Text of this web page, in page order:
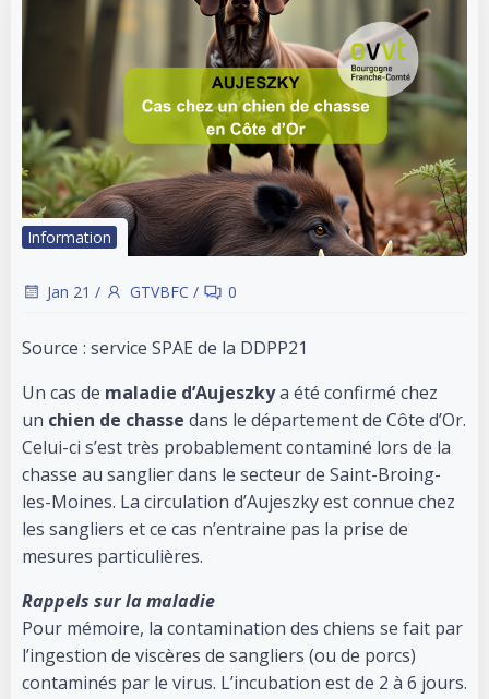
Information
Jan 21 / GTVBFC / 0
Source : service SPAE de la DDPP21
Un cas de maladie d’Aujeszkya été confirmé chez
un chien de chasse dans le département de Côte d’Or.
Celui-ci s’est très probablement contaminé lors de la
chasse au sanglier dans le secteur de Saint-Broing-
les-Moines. La circulation d’Aujeszky est connue chez
les sangliers et ce cas n’entraine pas la prise de
mesures particulières.
Rappels sur la maladie
Pour mémoire, la contamination des chiens se fait par
l’ingestion de viscères de sangliers (ou de porcs)
contaminés par le virus. L’incubation est de 2 à 6 jours.